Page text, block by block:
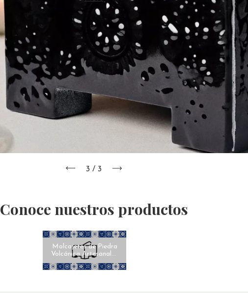
3 / 3
Conoce nuestros productos
Molcajetes de Piedra
Volcánica Artesanales
con Talavera